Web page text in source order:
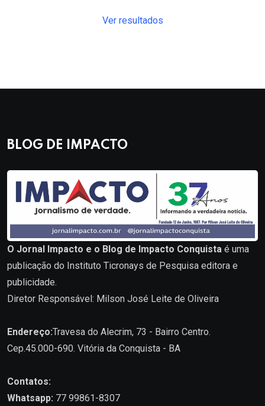
Ver resultados
BLOG DE IMPACTO
O Jornal Impacto e o Blog de Impacto Conquista é uma
publicação do Instituto Ticronays de Pesquisa editora e
publicidade.
Diretor Responsável: Milson José Leite de Oliveira
Endereço:Travesa do Alecrim, 73 - Bairro Centro.
Cep.45.000-690. Vitória da Conquista - BA
Contatos:
Whatsapp: 77 99861-8307